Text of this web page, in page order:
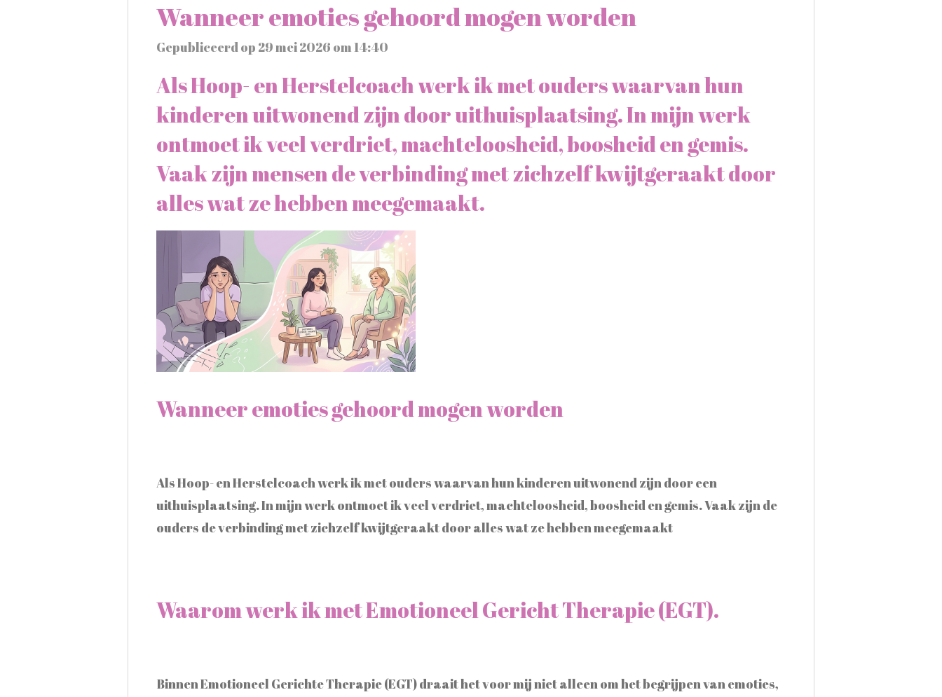
Wanneer emoties gehoord mogen worden
Gepubliceerd op 29 mei 2026 om 14:40
Als Hoop- en Herstelcoach werk ik met ouders waarvan hun
kinderen uitwonend zijn door uithuisplaatsing. In mijn werk
ontmoet ik veel verdriet, machteloosheid, boosheid en gemis.
Vaak zijn mensen de verbinding met zichzelf kwijtgeraakt door
alles wat ze hebben meegemaakt.
Wanneer emoties gehoord mogen worden
Als Hoop- en Herstelcoach werk ik met ouders waarvan hun kinderen uitwonend zijn door een
uithuisplaatsing. In mijn werk ontmoet ik veel verdriet, machteloosheid, boosheid en gemis. Vaak zijn de
ouders de verbinding met zichzelf kwijtgeraakt door alles wat ze hebben meegemaakt
Waarom werk ik met Emotioneel Gericht Therapie (EGT).
Binnen Emotioneel Gerichte Therapie (EGT) draait het voor mij niet alleen om het begrijpen van emoties,